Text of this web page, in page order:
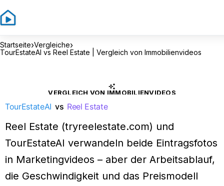
Startseite›Vergleiche›
TourEstateAI vs Reel Estate | Vergleich von Immobilienvideos
VERGLEICH VON IMMOBILIENVIDEOS
TourEstateAI vs Reel Estate
Reel Estate (tryreelestate.com) und
TourEstateAI verwandeln beide Eintragsfotos
in Marketingvideos – aber der Arbeitsablauf,
die Geschwindigkeit und das Preismodell